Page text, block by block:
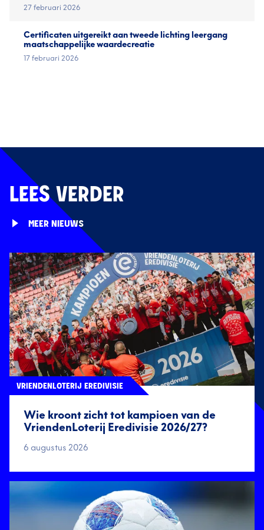
27 februari 2026
Certificaten uitgereikt aan tweede lichting leergang
maatschappelijke waardecreatie
17 februari 2026
LEES VERDER
MEER NIEUWS
Wie kroont zicht tot kampioen van de
VriendenLoterij Eredivisie 2026/27?
VRIENDENLOTERIJ EREDIVISIE
6 augustus 2026